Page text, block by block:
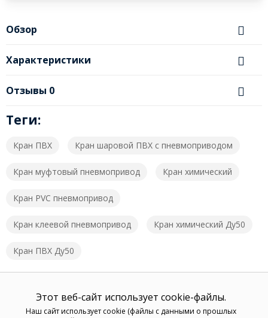
Обзор
Характеристики
Отзывы 0
Теги:
Кран ПВХ Кран шаровой ПВХ с пневмоприводом
Кран муфтовый пневмопривод Кран химический
Кран PVC пневмопривод
Кран клеевой пневмопривод Кран химический Ду50
Кран ПВХ Ду50
Этот веб-сайт использует cookie-файлы.
Наш сайт использует cookie (файлы с данными о прошлых